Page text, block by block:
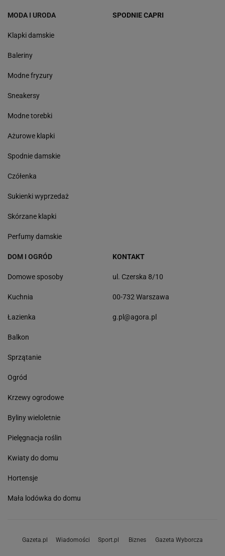
MODA I URODA
Klapki damskie
Baleriny
Modne fryzury
Sneakersy
Modne torebki
Ażurowe klapki
Spodnie damskie
Czółenka
Sukienki wyprzedaż
Skórzane klapki
Perfumy damskie
SPODNIE CAPRI
DOM I OGRÓD
Domowe sposoby
Kuchnia
Łazienka
Balkon
Sprzątanie
Ogród
Krzewy ogrodowe
Byliny wieloletnie
Pielęgnacja roślin
Kwiaty do domu
Hortensje
Mała lodówka do domu
KONTAKT
ul. Czerska 8/10
00-732 Warszawa
g.pl@agora.pl
Gazeta.pl Wiadomości Sport.pl Biznes Gazeta Wyborcza